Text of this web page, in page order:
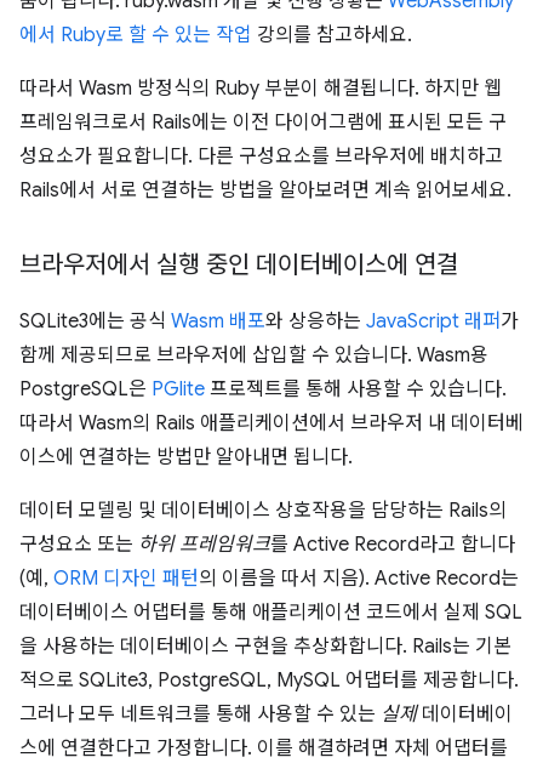
에서 Ruby로 할 수 있는 작업 강의를 참고하세요.
따라서 Wasm 방정식의 Ruby 부분이 해결됩니다. 하지만 웹
프레임워크로서 Rails에는 이전 다이어그램에 표시된 모든 구
성요소가 필요합니다. 다른 구성요소를 브라우저에 배치하고
Rails에서 서로 연결하는 방법을 알아보려면 계속 읽어보세요.
브라우저에서 실행 중인 데이터베이스에 연결
SQLite3에는 공식 Wasm 배포와 상응하는 JavaScript 래퍼 가
함께 제공되므로 브라우저에 삽입할 수 있습니다. Wasm용
PostgreSQL은 PGlite 프로젝트를 통해 사용할 수 있습니다.
따라서 Wasm의 Rails 애플리케이션에서 브라우저 내 데이터베
이스에 연결하는 방법만 알아내면 됩니다.
데이터 모델링 및 데이터베이스 상호작용을 담당하는 Rails의
구성요소 또는 하위 프레임워크를 Active Record라고 합니다
(예, ORM 디자인 패턴의 이름을 따서 지음). Active Record는
데이터베이스 어댑터를 통해 애플리케이션 코드에서 실제 SQL
을 사용하는 데이터베이스 구현을 추상화합니다. Rails는 기본
적으로 SQLite3, PostgreSQL, MySQL 어댑터를 제공합니다.
그러나 모두 네트워크를 통해 사용할 수 있는 실제데이터베이
스에 연결한다고 가정합니다. 이를 해결하려면 자체 어댑터를